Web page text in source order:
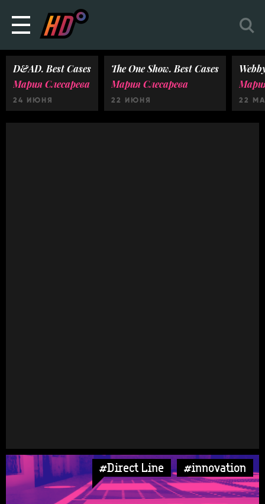
D&AD. Best Cases
Мария Слесарева
24 ИЮНЯ
The One Show. Best Cases
Мария Слесарева
22 ИЮНЯ 22
#Direct Line #innovation